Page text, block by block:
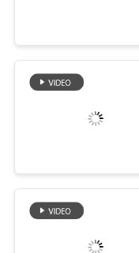
MAPA
DEL
DE
PRIVACIDAD